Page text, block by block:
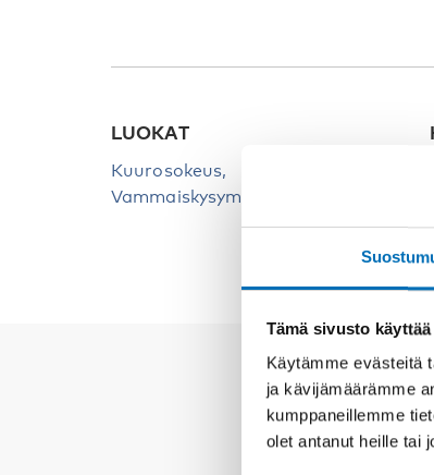
Tämä sivusto
Käytämme evästeitä
ja kävijämäärämme
kumppaneillemme
olet antanut heille tai
LUOKAT
Kuurosokeus
Vammaiskysymykset